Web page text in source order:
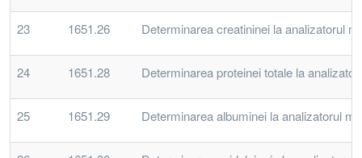
23 1651.26 Determinarea creatininei la analizatorul
24 1651.28 Determinarea proteinei totale la
25 1651.29 Determinarea albuminei la analizatorul